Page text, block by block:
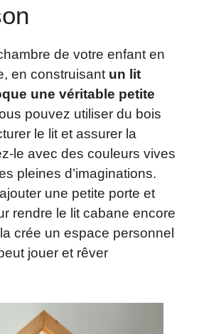
de votre enfant en
en construisant un lit
une véritable petite
pouvez utiliser du bois
le lit et assurer la
le avec des couleurs vives
pleines d’imaginations.
une petite porte et
rendre le lit cabane encore
crée un espace personnel
jouer et rêver